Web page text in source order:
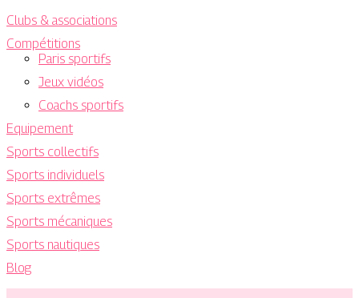
Clubs & associations
Compétitions
Paris sportifs
Jeux vidéos
Coachs sportifs
Equipement
Sports collectifs
Sports individuels
Sports extrêmes
Sports mécaniques
Sports nautiques
Blog